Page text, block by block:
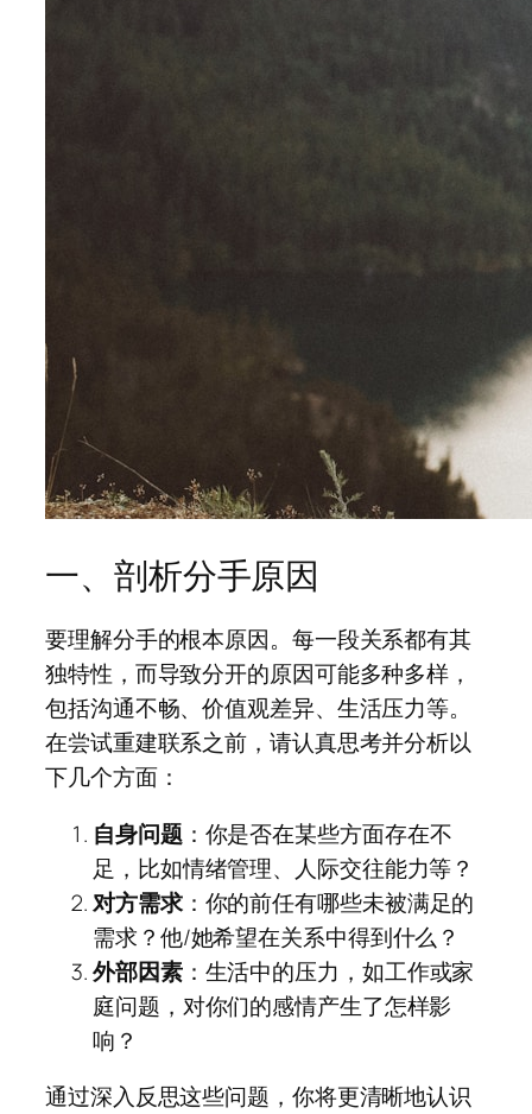
一、剖析分手原因
要理解分手的根本原因。每一段关系都有其
独特性，而导致分开的原因可能多种多样，
包括沟通不畅、价值观差异、生活压力等。
在尝试重建联系之前，请认真思考并分析以
下几个方面：
自身问题：你是否在某些方面存在不
足，比如情绪管理、人际交往能力等？
对方需求：你的前任有哪些未被满足的
需求？他/她希望在关系中得到什么？
外部因素：生活中的压力，如工作或家
庭问题，对你们的感情产生了怎样影
响？
通过深入反思这些问题，你将更清晰地认识